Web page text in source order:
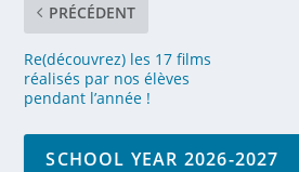
PRÉCÉDENT
Re(découvrez) les 17 films
réalisés par nos élèves
pendant l’année !
SCHOOL YEAR 2026-2027